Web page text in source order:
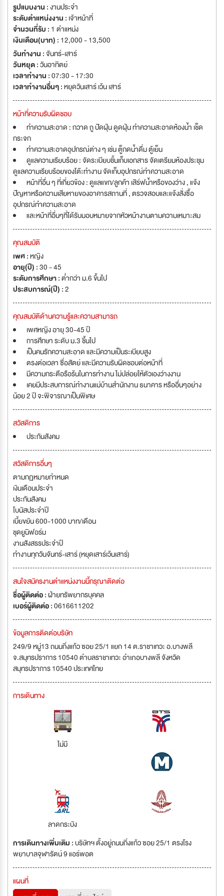
รูปแบบงาน :งานประจำ
ระดับตำแหน่งงาน : เจ้าหน้าที่
จำนวนที่รับ : 1 ตำแหน่ง
เงินเดือน(บาท) : 12,000 - 13,500
วันทำงาน :จันทร์-เสาร์
วันหยุด :วันอาทิตย์
เวลาทำงาน :07:30 - 17:30
เวลาทำงานอื่นๆ :หยุดวันเสาร์ เว้น เสาร์
หน้าที่ความรับผิดชอบ
ทำความสะอาด : กวาด ถู ปัดฝุ่น ดูดฝุ่น ทำความสะอาดห้องน้ำ เช็ด
กระจก
ทำความสะอาดอุปกรณ์ต่าง ๆ เช่น ตู็กดน้ำดื่ม ตู้เย็น
ดูแลความเรียบร้อย : จัดระเบียบชั้นเก็บเอกสาร จัดเตรียมห้องประชุม
ดูแลความเรียบร้อยของโต๊ะทำงาน จัดเก็บอุปกรณ์ทำความสะอาด
หน้าที่อื่น ๆ ที่เกี่ยวข้อง : ดูแลแขก/ลูกค้า เสิร์ฟน้ำหรือของว่าง , แจ้ง
ปัญหาหรือความเสียหายของอาคารสถานที่ , ตรวจสอบและแจ้งสั่งซื้อ
อุปกรณ์ทำความสะอาด
และหน้าที่อื่นๆที่ได้รับมอบหมายจากหัวหน้างานตามความเหมาะสม
คุณสมบัติ
เพศ :หญิง
อายุ(ปี) :30 - 45
ระดับการศึกษา :ต่ำกว่า ม.6 ขึ้นไป
ประสบการณ์(ปี) :2
คุณสมบัติด้านความรู้และความสามารถ
เพศหญิง อายุ 30-45 ปี
การศึกษา ระดับ ม.3 ชึ้นไป
เป็นคนรักความสะอาด และมีความเป็นระเบียบสูง
ตรงต่อเวลา ซื่อสัตย์ และมีความรับผิดชอบต่อหน้าที่
มีความกระตือรือร้นในการทำงาน ไม่ปล่อยให้ตัวเองว่างงาน
เคยมีประสบการณ์ทำงานแม่บ้านสำนักงาน ธนาคาร หรืออื่นๆอย่าง
น้อย 2 ปี จะพิจารณาเป็นพิเศษ
สวัสดิการ
ประกันสังคม
สวัสดิการอื่นๆ
ตามกฏหมายกำหนด
เงินเดือนประจำ
ประกันสังคม
โบนัสประจำปี
เบี้ยขยัน 600-1000 บาท/เดือน
ชุดยูนิฟอร์ม
งานสังสรรประจำปี
ทำงานทุกวันจันทร์-เสาร์ (หยุดเสาร์เว้นเสาร์)
สนใจสมัครงานตำแหน่งงานนี้กรุณาติดต่อ
ชื่อผู้ติดต่อ :ฝ่ายทรัพยากรบุคคล
เบอร์ผู้ติดต่อ :0616611202
ข้อมูลการติดต่อบริษัท
249/9 หมู่13 ถนนกิ่งแก้ว ซอย 25/1 แยก 14 ต.ราชาเทวะ อ.บางพลี
จ.สมุทรปราการ 10540 ตำบลราชาเทวะ อำเภอบางพลี จังหวัด
สมุทรปราการ 10540 ประเทศไทย
การเดินทาง
ไม่มี
ลาดกระบัง
การเดินทางเพิ่มเติม :บริษัทฯ ตั้งอยู่ถนนกิ่งแก้ว ซอย 25/1 ตรงโรง
พยาบาลจุฬารัตน์ 9 แอร์พอต
แผนที่